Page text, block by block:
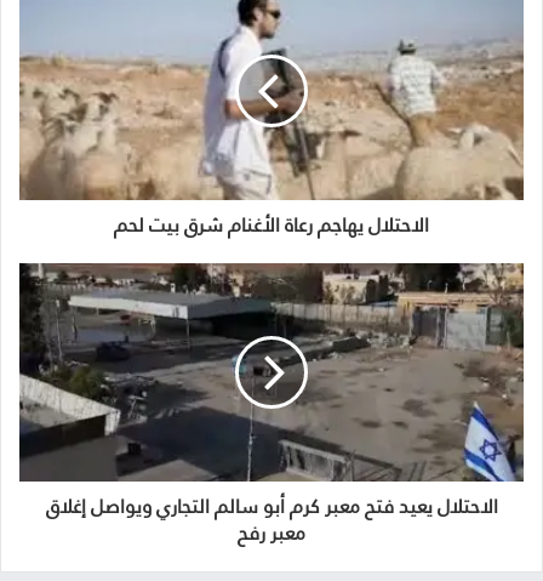
الاحتلال يهاجم رعاة الأغنام شرق بيت لحم
الاحتلال يعيد فتح معبر كرم أبو سالم التجاري ويواصل إغلاق
معبر رفح